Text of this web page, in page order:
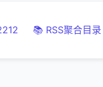
📚 RSS聚合目录